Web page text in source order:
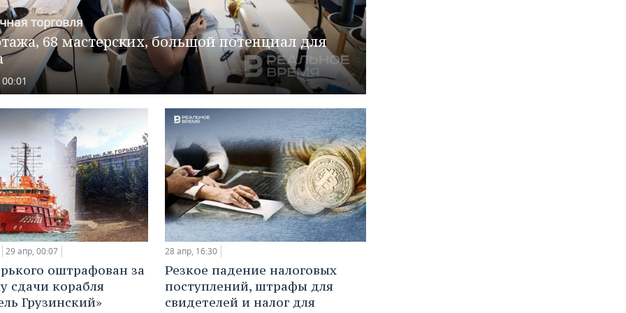
торговля
68 мастерских, большой потенциал для
29 апр, 00:07
оштрафован за
сдачи корабля
Грузинский»
28 апр, 16:30
Резкое падение налоговых
поступлений, штрафы для
свидетелей и налог для